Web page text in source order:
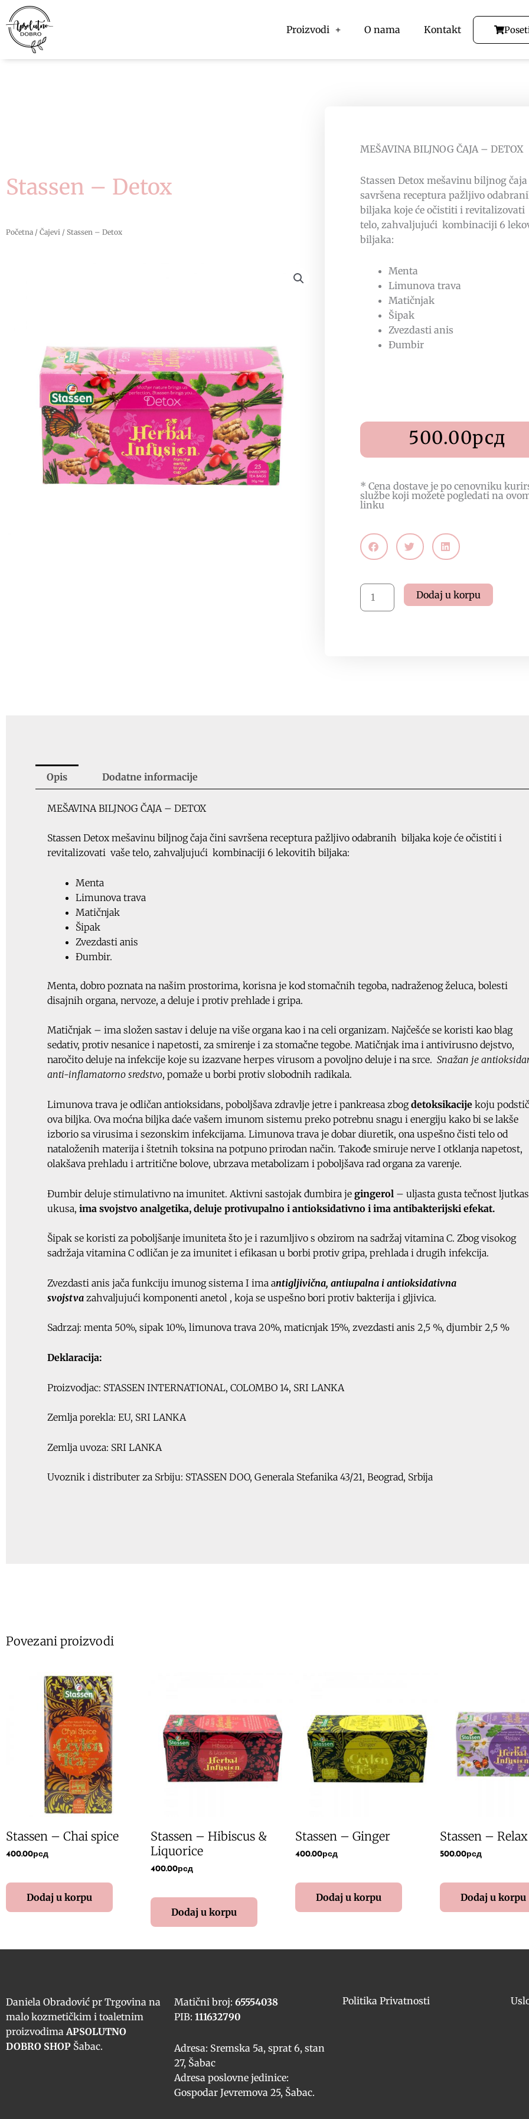
Pređi
na
sadržaj
Proizvodi O nama Kontakt
Stassen – Detox
Početna / Čajevi / Stassen – Detox
MEŠAVINA BILJNOG ČAJA – DETOX
Stassen Detox mešavinu biljnog
savršena receptura pažljivo
biljaka koje će očistiti i revitalizovati
telo, zahvaljujući kombinaciji 6
biljaka:
Menta
Limunova trava
Matičnjak
Šipak
Zvezdasti anis
Đumbir
500.00рсд
* Cena dostave je po cenovniku
službe koji možete pogledati na
linku
Stassen
-
Dodaj u korpu
Opis Dodatne informacije
MEŠAVINA BILJNOG ČAJA – DETOX
Stassen Detox mešavinu biljnog čaja čini savršena receptura pažljivo odabranih biljaka koje će očistiti i
revitalizovati vaše telo, zahvaljujući kombinaciji 6 lekovitih biljaka:
Menta
Limunova trava
Matičnjak
Šipak
Zvezdasti anis
Đumbir.
Menta, dobro poznata na našim prostorima, korisna je kod stomačnih tegoba, nadraženog želuca, bolesti
disajnih organa, nervoze, a deluje i protiv prehlade i gripa.
Matičnjak – ima složen sastav i deluje na više organa kao i na celi organizam. Najčešće se koristi kao blag
sedativ, protiv nesanice i napetosti, za smirenje i za stomačne tegobe. Matičnjak ima i antivirusno dejstvo,
naročito deluje na infekcije koje su izazvane herpes virusom a povoljno deluje i na srce. Snažan je
anti-inflamatorno sredstvo, pomaže u borbi protiv slobodnih radikala.
Limunova trava je odličan antioksidans, poboljšava zdravlje jetre i pankreasa zbogdetoksikacije koju
ova biljka. Ova moćna biljka daće vašem imunom sistemu preko potrebnu snagu i energiju kako bi se lakše
izborio sa virusima i sezonskim infekcijama. Limunova trava je dobar diuretik, ona uspešno čisti telo od
nataloženih materija i štetnih toksina na potpuno prirodan način. Takođe smiruje nerve I otklanja napetost,
olakšava prehladu i artritične bolove, ubrzava metabolizam i poboljšava rad organa za varenje.
Đumbir deluje stimulativno na imunitet. Aktivni sastojak đumbira je gingerol – uljasta gusta tečnost
ukusa, ima svojstvo analgetika, deluje protivupalno i antioksidativno i ima antibakterijski efekat.
Šipak se koristi za poboljšanje imuniteta što je i razumljivo s obzirom na sadržaj vitamina C. Zbog visokog
sadržaja vitamina C odličan je za imunitet i efikasan u borbi protiv gripa, prehlada i drugih infekcija.
Zvezdasti anis jača funkciju imunog sistema I ima antigljivična, antiupalna i antioksidativna
svojstva zahvaljujući komponenti anetol , koja se uspešno bori protiv bakterija i gljivica.
Sadrzaj: menta 50%, sipak 10%, limunova trava 20%, maticnjak 15%, zvezdasti anis 2,5 %, djumbir 2,5 %
Deklaracija:
Proizvodjac: STASSEN INTERNATIONAL, COLOMBO 14, SRI LANKA
Zemlja porekla: EU, SRI LANKA
Zemlja uvoza: SRI LANKA
Uvoznik i distributer za Srbiju: STASSEN DOO, Generala Stefanika 43/21, Beograd, Srbija
Povezani proizvodi
Stassen – Chai spice
400.00рсд
Dodaj u korpu
Stassen – Hibiscus &
Liquorice
400.00рсд
Dodaj u korpu
Stassen – Ginger
400.00рсд
Dodaj u korpu
Stassen – Relax
500.00рсд
Dodaj u korpu
Daniela Obradović pr Trgovina na
malo kozmetičkim i toaletnim
proizvodima APSOLUTNO
DOBRO SHOP Šabac.
Matični broj: 65554038
PIB: 111632790
Adresa: Sremska 5a, sprat 6, stan
27, Šabac
Adresa poslovne jedinice:
Gospodar Jevremova 25, Šabac.
Politika Privatnosti